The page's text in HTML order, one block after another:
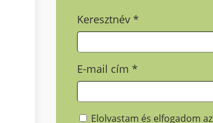
Keresztnév*
E-mail cím*
Elolvastam és elfogadom az